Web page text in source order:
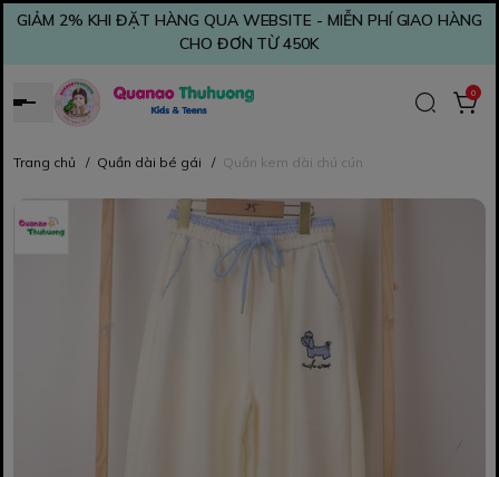
GIẢM 2% KHI ĐẶT HÀNG QUA WEBSITE - MIỄN PHÍ GIAO HÀNG
CHO ĐƠN TỪ 450K
0
Trang chủ / Quần dài bé gái / Quần kem dài chú cún